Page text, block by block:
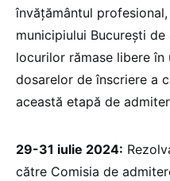
învățământul
municipiului București
locurilor rămase libere
dosarelor de înscriere a
această etapă de
29-31 iulie 2024:
către Comisia de